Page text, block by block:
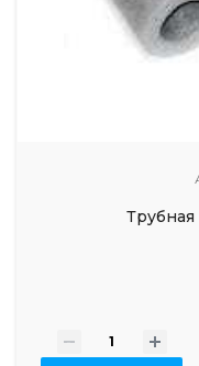
Трубная
- +